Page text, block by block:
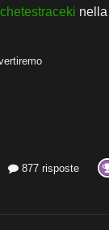
chetestraceki
877 risposte